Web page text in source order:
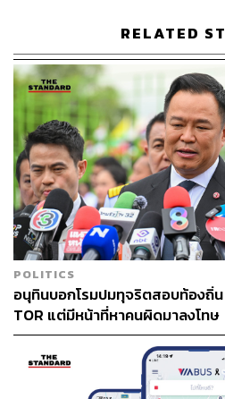
หายถึงขนาดให้ล้มละลายเลย ตอ
ล้านบาทแล้ว เราต้องการเงินเท่า
ต่ออายุสัมปทาน มีการสมคบกันเ
ข่าว เพื่อหวังให้เกิดผลกระทบต่อ
BTS และก็เป็นไปอย่างที่ต้องกา
(13 มีนาคม) ราคาหุ้น BTS ร่วงล
มั่นของนักลงทุนที่เข้าใจเรา ทำใ
เคียงราคาเดิม ผมพร้อมจะดำเนิ
เสียหาย”
นอกจากนี้ยืนยันว่าจะไม่ส่งผลต่อก
สถานะแข็งแรง รวมถึงมีผู้ถือหุ้น
การดำเนินธุรกิจของบริษัท โดยจะ
ในธุรกิจโครงสร้างพื้นฐาน ทั้งกา
นานาชาติอู่ตะเภาและเมืองการบิ
8 แสนล้านบาท รวมทั้งเข้าประมูล
รถไฟฟ้าสายสีเขียวที่จะหมดสัญญ
RELATED
POLITICS
อนุทินบอกโรมปมทุจริตสอบท้องถิ่
TOR แต่มีหน้าที่หาคนผิดมาลงโทษ